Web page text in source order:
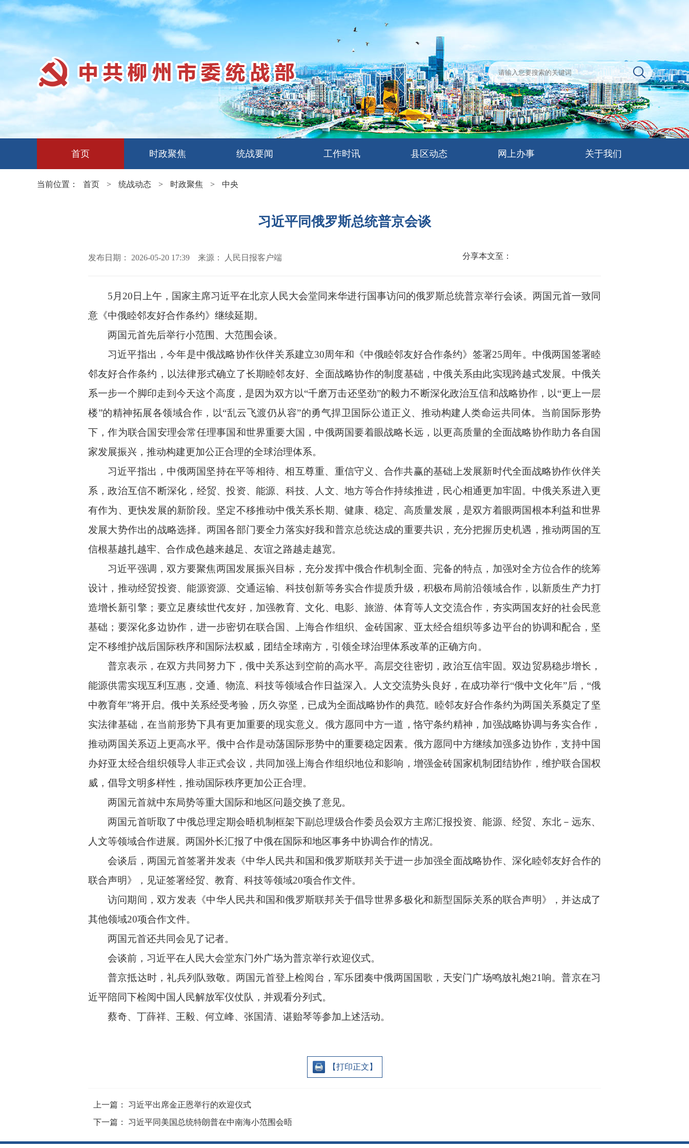
首页 时政聚焦 统战要闻 工作时讯 县区动态 网上办事 关于我们
当前位置： 首页 > 统战动态 > 时政聚焦 > 中央
习近平同俄罗斯总统普京会谈
发布日期： 2026-05-20 17:39 来源： 人民日报客户端 分享本文至：
5月20日上午，国家主席习近平在北京人民大会堂同来华进行国事访问的俄罗斯总统普京举行会谈。两国元首一致同
意《中俄睦邻友好合作条约》继续延期。
两国元首先后举行小范围、大范围会谈。
习近平指出，今年是中俄战略协作伙伴关系建立30周年和《中俄睦邻友好合作条约》签署25周年。中俄两国签署睦
邻友好合作条约，以法律形式确立了长期睦邻友好、全面战略协作的制度基础，中俄关系由此实现跨越式发展。中俄关
系一步一个脚印走到今天这个高度，是因为双方以“千磨万击还坚劲”的毅力不断深化政治互信和战略协作，以“更上一层
楼”的精神拓展各领域合作，以“乱云飞渡仍从容”的勇气捍卫国际公道正义、推动构建人类命运共同体。当前国际形势
下，作为联合国安理会常任理事国和世界重要大国，中俄两国要着眼战略长远，以更高质量的全面战略协作助力各自国
家发展振兴，推动构建更加公正合理的全球治理体系。
习近平指出，中俄两国坚持在平等相待、相互尊重、重信守义、合作共赢的基础上发展新时代全面战略协作伙伴关
系，政治互信不断深化，经贸、投资、能源、科技、人文、地方等合作持续推进，民心相通更加牢固。中俄关系进入更
有作为、更快发展的新阶段。坚定不移推动中俄关系长期、健康、稳定、高质量发展，是双方着眼两国根本利益和世界
发展大势作出的战略选择。两国各部门要全力落实好我和普京总统达成的重要共识，充分把握历史机遇，推动两国的互
信根基越扎越牢、合作成色越来越足、友谊之路越走越宽。
习近平强调，双方要聚焦两国发展振兴目标，充分发挥中俄合作机制全面、完备的特点，加强对全方位合作的统筹
设计，推动经贸投资、能源资源、交通运输、科技创新等务实合作提质升级，积极布局前沿领域合作，以新质生产力打
造增长新引擎；要立足赓续世代友好，加强教育、文化、电影、旅游、体育等人文交流合作，夯实两国友好的社会民意
基础；要深化多边协作，进一步密切在联合国、上海合作组织、金砖国家、亚太经合组织等多边平台的协调和配合，坚
定不移维护战后国际秩序和国际法权威，团结全球南方，引领全球治理体系改革的正确方向。
普京表示，在双方共同努力下，俄中关系达到空前的高水平。高层交往密切，政治互信牢固。双边贸易稳步增长，
能源供需实现互利互惠，交通、物流、科技等领域合作日益深入。人文交流势头良好，在成功举行“俄中文化年”后，“俄
中教育年”将开启。俄中关系经受考验，历久弥坚，已成为全面战略协作的典范。睦邻友好合作条约为两国关系奠定了坚
实法律基础，在当前形势下具有更加重要的现实意义。俄方愿同中方一道，恪守条约精神，加强战略协调与务实合作，
推动两国关系迈上更高水平。俄中合作是动荡国际形势中的重要稳定因素。俄方愿同中方继续加强多边协作，支持中国
办好亚太经合组织领导人非正式会议，共同加强上海合作组织地位和影响，增强金砖国家机制团结协作，维护联合国权
威，倡导文明多样性，推动国际秩序更加公正合理。
两国元首就中东局势等重大国际和地区问题交换了意见。
两国元首听取了中俄总理定期会晤机制框架下副总理级合作委员会双方主席汇报投资、能源、经贸、东北－远东、
人文等领域合作进展。两国外长汇报了中俄在国际和地区事务中协调合作的情况。
会谈后，两国元首签署并发表《中华人民共和国和俄罗斯联邦关于进一步加强全面战略协作、深化睦邻友好合作的
联合声明》，见证签署经贸、教育、科技等领域20项合作文件。
访问期间，双方发表《中华人民共和国和俄罗斯联邦关于倡导世界多极化和新型国际关系的联合声明》，并达成了
其他领域20项合作文件。
两国元首还共同会见了记者。
会谈前，习近平在人民大会堂东门外广场为普京举行欢迎仪式。
普京抵达时，礼兵列队致敬。两国元首登上检阅台，军乐团奏中俄两国国歌，天安门广场鸣放礼炮21响。普京在习
近平陪同下检阅中国人民解放军仪仗队，并观看分列式。
蔡奇、丁薛祥、王毅、何立峰、张国清、谌贻琴等参加上述活动。
【打印正文】
上一篇： 习近平出席金正恩举行的欢迎仪式
下一篇： 习近平同美国总统特朗普在中南海小范围会晤